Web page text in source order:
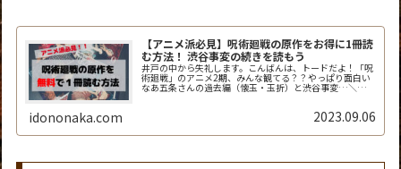
【アニメ派必見】呪術廻戦の原作をお得に1冊読
む方法！ 渋谷事変の続きを読もう
井戸の中から失礼します。こんばんは、トードだよ！「呪
術廻戦」のアニメ2期、みんな観てる？？やっぱり面白い
なあ五条さんの過去編（懐玉・玉折）と渋谷事変…＼
idononaka.com 2023.09.06